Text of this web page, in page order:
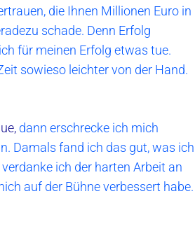
die Ihnen Millionen Euro in
schade. Denn Erfolg
für meinen Erfolg etwas tue.
sowieso leichter von der Hand.
dann erschrecke ich mich
Damals fand ich das gut, was ich
ich der harten Arbeit an
auf der Bühne verbessert habe.